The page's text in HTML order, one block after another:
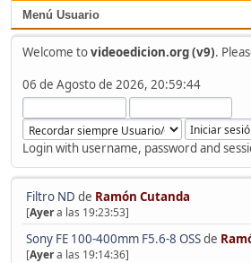
Menú Usuario
Welcome tovideoedicion.org (v9).
06 de Agosto de 2026, 20:59:44
Login with username, password and
Filtro ND de Ramón Cutanda
[Ayera las 19:23:53]
Sony FE 100-400mm F5.6-8 OSSde
[Ayera las 19:14:36]